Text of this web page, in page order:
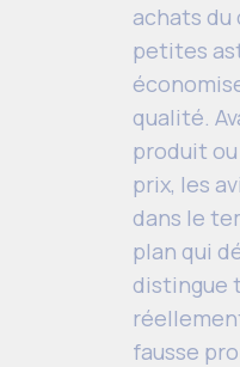
achats du
petites
qualité.
produit
prix, les
dans le
plan qui
distingue
fausse